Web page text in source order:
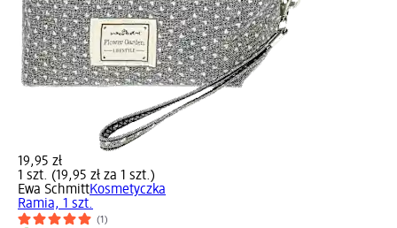
19,95 zł
1 szt. (19,95 zł za 1 szt.)
Ewa SchmittKosmetyczka
Ramia, 1 szt.
(1)